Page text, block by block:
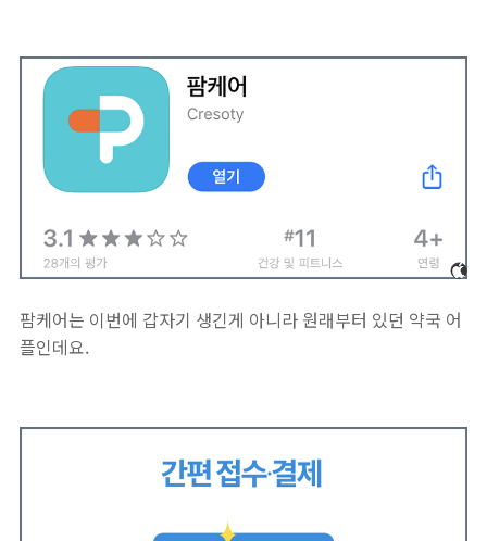
팜케어는 이번에 갑자기 생긴게 아니라 원래부터 있던 약국 어
플인데요.